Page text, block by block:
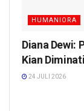
HUMANIORA
Diana Dewi:
Kian
24 JULI 2026